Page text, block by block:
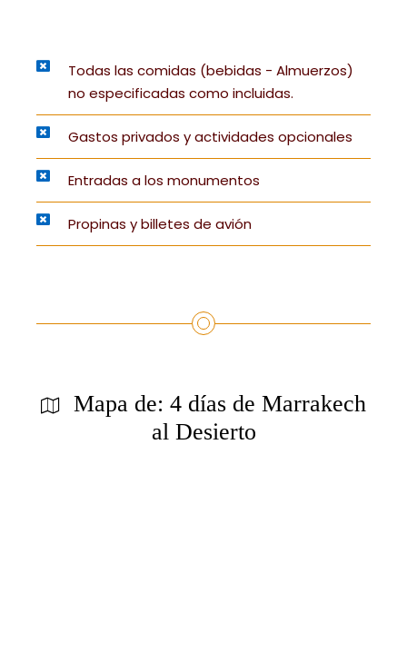
Todas las comidas (bebidas - Almuerzos)
no especificadas como incluidas.
Gastos privados y actividades opcionales
Entradas a los monumentos
Propinas y billetes de avión
Mapa de: 4 días de Marrakech
al Desierto